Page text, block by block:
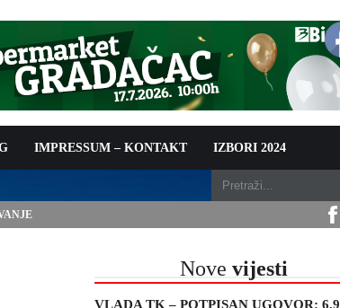
IMPRESSUM – KONTAKT IZBORI 2024
Nove vijesti
VLADA TK – POTPISAN UGOVOR: 6,9